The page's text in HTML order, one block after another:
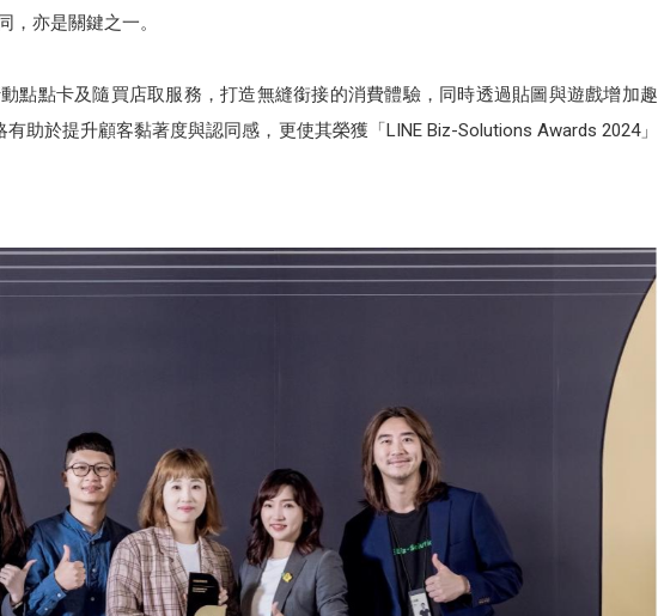
，亦是關鍵之一。
點點卡及隨買店取服務，打造無縫銜接的消費體驗，同時透過貼圖與遊戲增加趣
助於提升顧客黏著度與認同感，更使其榮獲「LINE Biz-Solutions Awards 2024」